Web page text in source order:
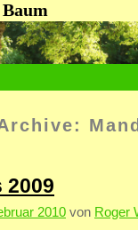
2009
2010 von Roger